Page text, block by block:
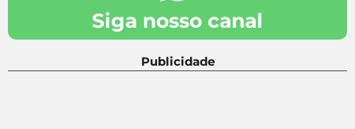
Siga nosso canal
Publicidade